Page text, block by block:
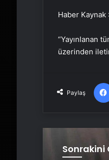
Haber Kaynak
“Yayınlanan
üzerinden
Paylaş
Sonrakini